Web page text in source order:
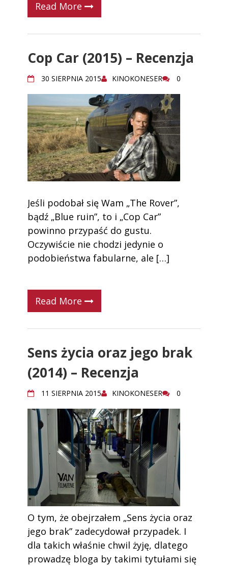
Read More
Cop Car (2015) – Recenzja
30 SIERPNIA 2015 KINOKONESER 0
Jeśli podobał się Wam „The Rover”,
bądź „Blue ruin”, to i „Cop Car”
powinno przypaść do gustu.
Oczywiście nie chodzi jedynie o
podobieństwa fabularne, ale […]
Read More
Sens życia oraz jego brak
(2014) – Recenzja
11 SIERPNIA 2015 KINOKONESER 0
O tym, że obejrzałem „Sens życia oraz
jego brak” zadecydował przypadek. I
dla takich właśnie chwil żyję, dlatego
prowadzę bloga by takimi tytułami się